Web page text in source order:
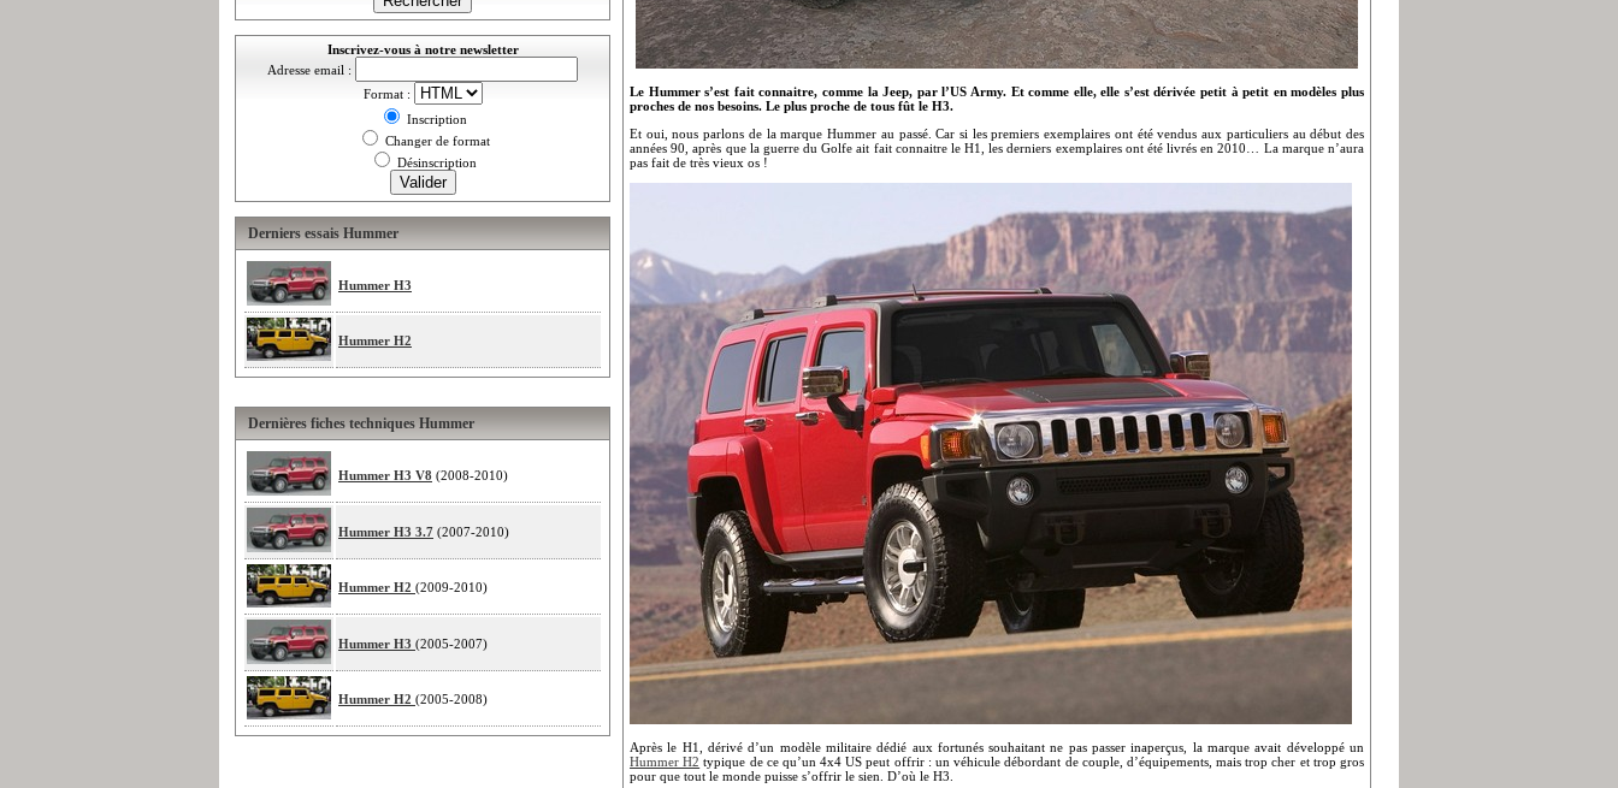
Inscrivez-vous à notre newsletter
Adresse email :
Format :
Inscription
Changer de format
Désinscription
Derniers essais Hummer
Hummer H3
Hummer H2
Dernières fiches techniques Hummer
Hummer H3 V8 (2008-2010)
Hummer H3 3.7 (2007-2010)
Hummer H2 (2009-2010)
Hummer H3 (2005-2007)
Hummer H2 (2005-2008)
Le Hummer s’est fait connaitre, comme la Jeep, par l’US Army. Et comme elle, elle s’est dérivée petit à petit en modèles plus
proches de nos besoins. Le plus proche de tous fût le H3.
Et oui, nous parlons de la marque Hummer au passé. Car si les premiers exemplaires ont été vendus aux particuliers au début des
années 90, après que la guerre du Golfe ait fait connaitre le H1, les derniers exemplaires ont été livrés en 2010… La marque n’aura
pas fait de très vieux os !
Après le H1, dérivé d’un modèle militaire dédié aux fortunés souhaitant ne pas passer inaperçus, la marque avait développé un
Hummer H2 typique de ce qu’un 4x4 US peut offrir : un véhicule débordant de couple, d’équipements, mais trop cher et trop gros
pour que tout le monde puisse s’offrir le sien. D’où le H3.